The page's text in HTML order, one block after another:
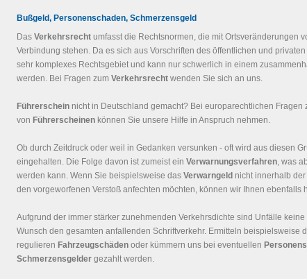
Bußgeld, Personenschaden, Schmerzensgeld
Das Verkehrsrecht umfasst die Rechtsnormen, die mit Ortsveränderungen
Verbindung stehen. Da es sich aus Vorschriften des öffentlichen und
sehr komplexes Rechtsgebiet und kann nur schwerlich in einem
werden. Bei Fragen zum Verkehrsrecht wenden Sie sich an uns.
Führerschein nicht in Deutschland gemacht? Bei europarechtlichen
von Führerscheinen können Sie unsere Hilfe in Anspruch nehmen.
Ob durch Zeitdruck oder weil in Gedanken versunken - oft wird aus diesen
eingehalten. Die Folge davon ist zumeist ein Verwarnungsverfahren, was
werden kann. Wenn Sie beispielsweise das Verwarngeld nicht innerhalb
den vorgeworfenen Verstoß anfechten möchten, können wir Ihnen ebenfalls
Aufgrund der immer stärker zunehmenden Verkehrsdichte sind Unfälle
Wunsch den gesamten anfallenden Schriftverkehr. Ermitteln beispielsweise
regulieren Fahrzeugschäden oder kümmern uns bei eventuellen
Schmerzensgelder gezahlt werden.